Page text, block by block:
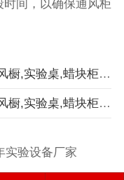
间，以确保通风柜
验桌,蜡块柜,切片柜
验桌,蜡块柜,切片柜
实验设备厂家